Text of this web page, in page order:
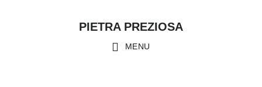
PIETRA PREZIOSA
MENU